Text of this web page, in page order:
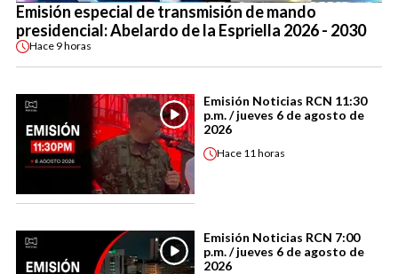
Emisión especial de transmisión de mando
presidencial: Abelardo de la Espriella 2026 - 2030
Hace 9 horas
Emisión Noticias RCN 11:30
p.m. / jueves 6 de agosto de
2026
Hace 11 horas
Emisión Noticias RCN 7:00
p.m. / jueves 6 de agosto de
2026